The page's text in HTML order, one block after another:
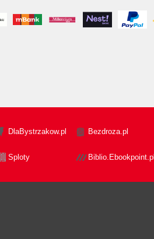
DlaBystrzakow.pl Bezdroza.pl
Sploty Biblio.Ebookpoint.pl